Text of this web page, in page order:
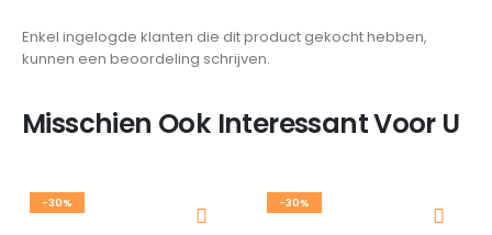
Enkel ingelogde klanten die dit product gekocht hebben,
kunnen een beoordeling schrijven.
Misschien Ook Interessant Voor U
-30% -30%